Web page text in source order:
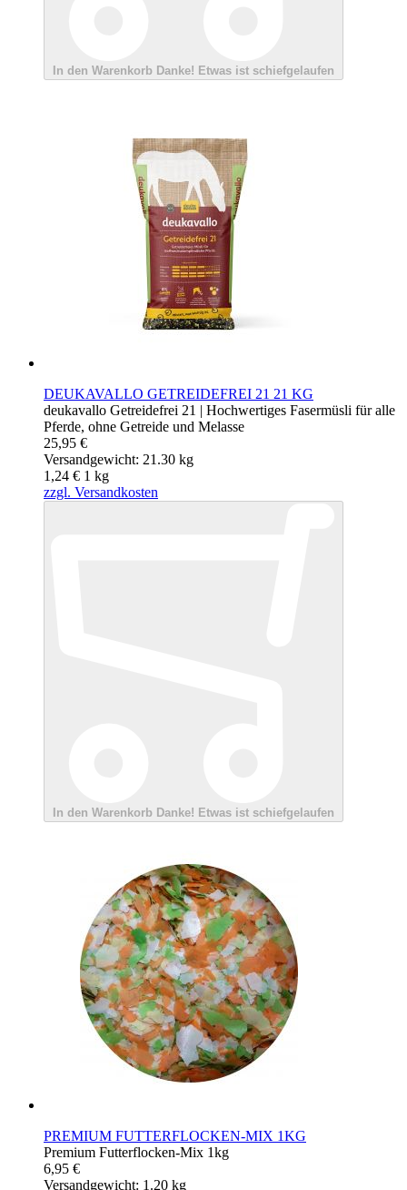
In den Warenkorb Danke! Etwas ist schiefgelaufen
DEUKAVALLO GETREIDEFREI 21 21 KG
deukavallo Getreidefrei 21 | Hochwertiges Fasermüsli für alle
Pferde, ohne Getreide und Melasse
25,95 €
Versandgewicht: 21.30 kg
1,24 € 1 kg
zzgl. Versandkosten
In den Warenkorb Danke! Etwas ist schiefgelaufen
PREMIUM FUTTERFLOCKEN-MIX 1KG
Premium Futterflocken-Mix 1kg
6,95 €
Versandgewicht: 1.20 kg